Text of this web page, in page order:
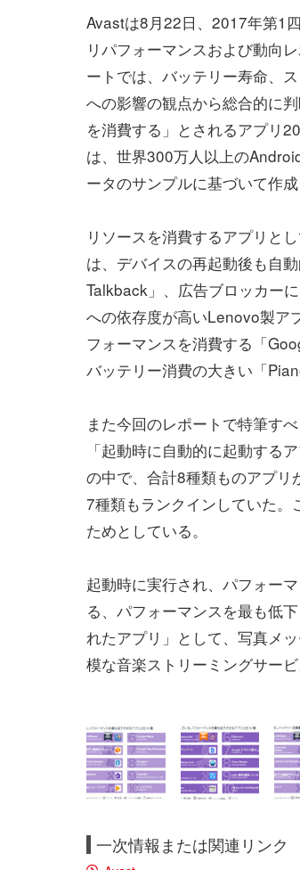
Avastは8月22日、2017年第1
リパフォーマンスおよび動向
ートでは、バッテリー寿命、
への影響の観点から総合的に
を消費する」とされるアプリ
は、世界300万人以上の
ータのサンプルに基づいて作成
リソースを消費するアプリと
は、デバイスの再起動後も自
Talkback」、広告ブロッカー
への依存度が高いLenovo製ア
フォーマンスを消費する「
バッテリー消費の大きい「
また今回のレポートで特筆す
「起動時に自動的に起動する
の中で、合計8種類ものアプ
7種類もランクインしていた
ためとしている。
起動時に実行され、パフォー
る、パフォーマンスを最も低
れたアプリ」として、写真メ
模な音楽ストリーミングサー
一次情報または関連リンク